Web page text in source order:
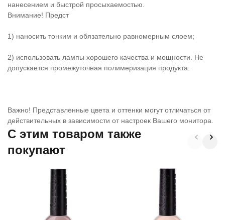
нанесением и быстрой просыхаемостью.
Внимание! Предст
1) наносить тонким и обязательно равномерным слоем;
2) использовать лампы хорошего качества и мощности. Не
допускается промежуточная полимеризация продукта.
Важно! Представленные цвета и оттенки могут отличаться от
действительных в зависимости от настроек Вашего монитора.
C этим товаром также
покупают